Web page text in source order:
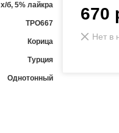
б, 5% лайкра
ТРО667
Корица
Турция
Однотонный
670
Нет в